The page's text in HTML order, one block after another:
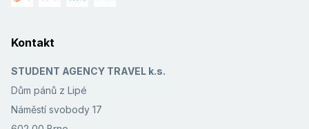
Kontakt
STUDENT AGENCY TRAVEL k.s.
Dům pánů z Lipé
Náměstí svobody 17